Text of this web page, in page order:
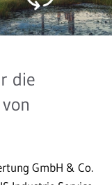
die
GmbH & Co.